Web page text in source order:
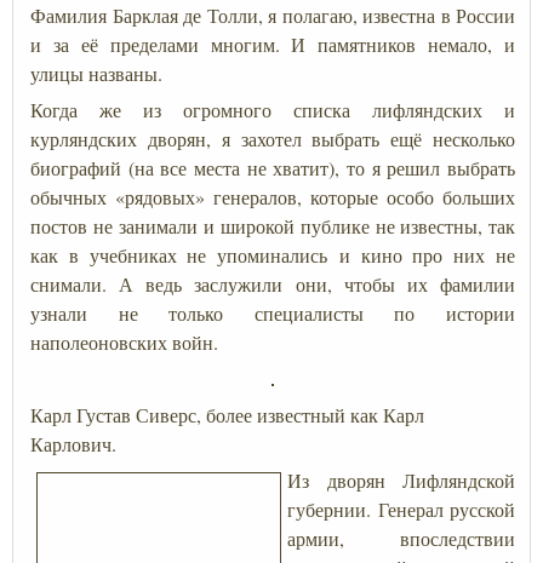
Фамилия Барклая де Толли, я полагаю, известна в России
и за её пределами многим. И памятников немало, и
улицы названы.
Когда же из огромного списка лифляндских и
курляндских дворян, я захотел выбрать ещё несколько
биографий (на все места не хватит), то я решил выбрать
обычных «рядовых» генералов, которые особо больших
постов не занимали и широкой публике не известны, так
как в учебниках не упоминались и кино про них не
снимали. А ведь заслужили они, чтобы их фамилии
узнали не только специалисты по истории
наполеоновских войн.
Карл Густав Сиверс, более известный как Карл
Карлович.
Из дворян Лифляндской
губернии. Генерал русской
армии, впоследствии